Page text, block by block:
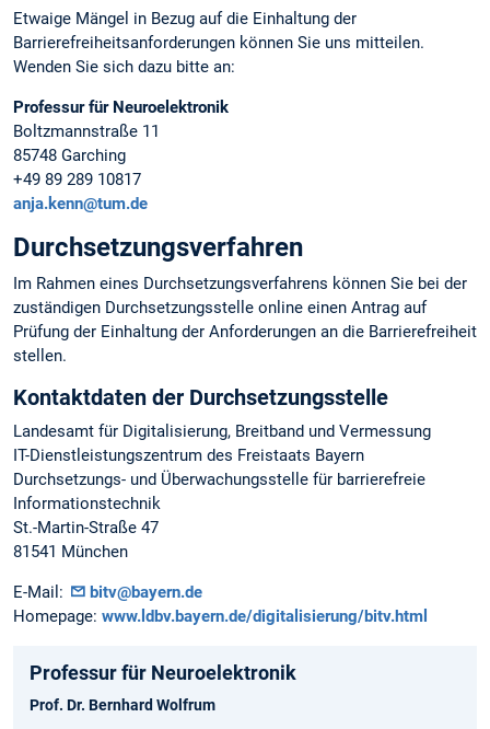
Etwaige Mängel in Bezug auf die Einhaltung der
Barrierefreiheitsanforderungen können Sie uns mitteilen.
Wenden Sie sich dazu bitte an:
Professur für Neuroelektronik
Boltzmannstraße 11
85748 Garching
+49 89 289 10817
anja.kenn@tum.de
Durchsetzungsverfahren
Im Rahmen eines Durchsetzungsverfahrens können Sie bei der
zuständigen Durchsetzungsstelle online einen Antrag auf
Prüfung der Einhaltung der Anforderungen an die Barrierefreiheit
stellen.
Kontaktdaten der Durchsetzungsstelle
Landesamt für Digitalisierung, Breitband und Vermessung
IT-Dienstleistungszentrum des Freistaats Bayern
Durchsetzungs- und Überwachungsstelle für barrierefreie
Informationstechnik
St.-Martin-Straße 47
81541 München
E-Mail:
bitv@bayern.de
Homepage: www.ldbv.bayern.de/digitalisierung/bitv.html
Professur für Neuroelektronik
Prof. Dr. Bernhard Wolfrum